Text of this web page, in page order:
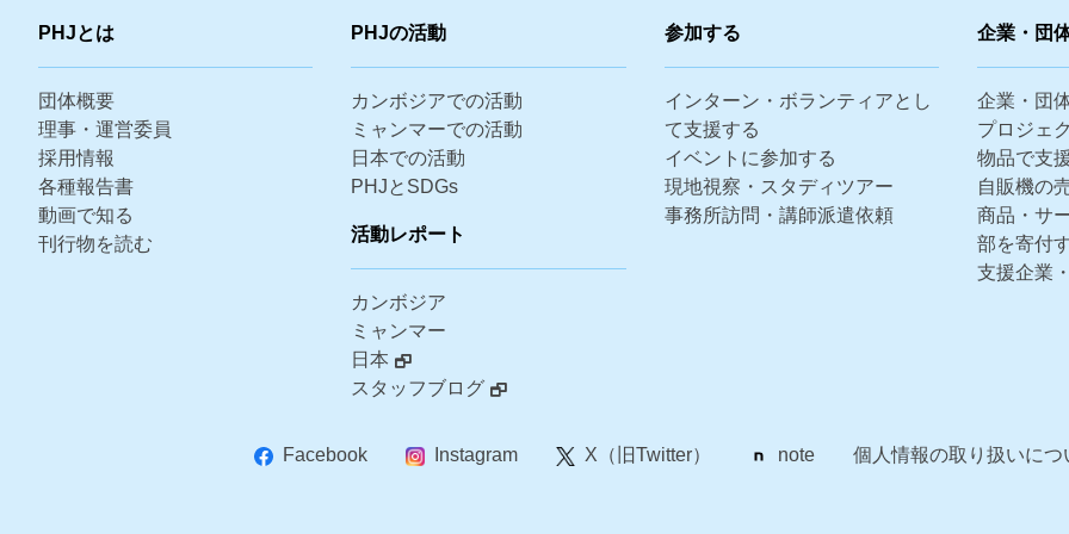
PHJとは
団体概要
理事・運営委員
採用情報
各種報告書
動画で知る
刊行物を読む
PHJの活動
カンボジアでの活動
ミャンマーでの活動
日本での活動
PHJとSDGs
活動レポート
カンボジア
ミャンマー
日本
スタッフブログ
参加する
インターン・ボランティアとし
て支援する
イベントに参加する
現地視察・スタディツアー
事務所訪問・講師派遣依頼
企業・団
企業・団
プロジェ
物品で支
自販機の
商品・サ
部を寄付
支援企業
Facebook Instagram X（旧Twitter） note 個人情報の取り扱いにつ